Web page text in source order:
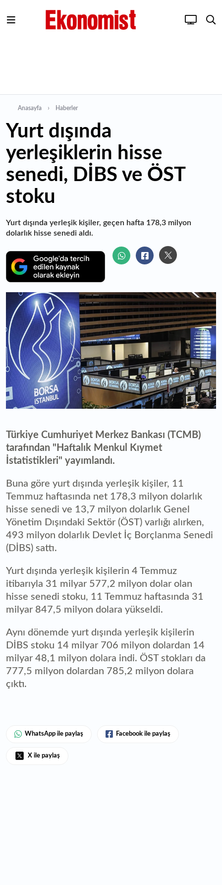
Anasayfa Haberler
Yurt dışında
yerleşiklerin hisse
senedi, DİBS ve ÖST
stoku
Yurt dışında yerleşik kişiler, geçen hafta 178,3 milyon
dolarlık hisse senedi aldı.
Türkiye Cumhuriyet Merkez Bankası (TCMB)
tarafından "Haftalık Menkul Kıymet
İstatistikleri" yayımlandı.
Buna göre yurt dışında yerleşik kişiler, 11
Temmuz haftasında net 178,3 milyon dolarlık
hisse senedi ve 13,7 milyon dolarlık Genel
Yönetim Dışındaki Sektör (ÖST) varlığı alırken,
493 milyon dolarlık Devlet İç Borçlanma Senedi
(DİBS) sattı.
Yurt dışında yerleşik kişilerin 4 Temmuz
itibarıyla 31 milyar 577,2 milyon dolar olan
hisse senedi stoku, 11 Temmuz haftasında 31
milyar 847,5 milyon dolara yükseldi.
Aynı dönemde yurt dışında yerleşik kişilerin
DİBS stoku 14 milyar 706 milyon dolardan 14
milyar 48,1 milyon dolara indi. ÖST stokları da
777,5 milyon dolardan 785,2 milyon dolara
çıktı.
WhatsApp ile paylaş Facebook ile paylaş
X ile paylaş